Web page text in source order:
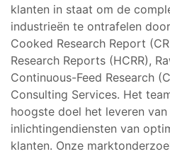
klanten in staat om de
industrieën te ontrafelen
Cooked Research Report
Research Reports (HCRR),
Continuous-Feed Research
Consulting Services. Het
hoogste doel het leveren
inlichtingendiensten van
klanten. Onze